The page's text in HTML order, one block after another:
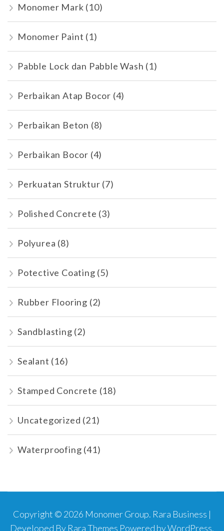
Monomer Mark (10)
Monomer Paint (1)
Pabble Lock dan Pabble Wash (1)
Perbaikan Atap Bocor (4)
Perbaikan Beton (8)
Perbaikan Bocor (4)
Perkuatan Struktur (7)
Polished Concrete (3)
Polyurea (8)
Potective Coating (5)
Rubber Flooring (2)
Sandblasting (2)
Sealant (16)
Stamped Concrete (18)
Uncategorized (21)
Waterproofing (41)
Copyright © 2026 Monomer Group. Rara Business |
Developed By Rara Themes Powered byWordPress.